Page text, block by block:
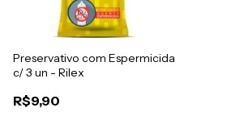
Preservativo com Espermicida
c/ 3 un - Rilex
R$9,90